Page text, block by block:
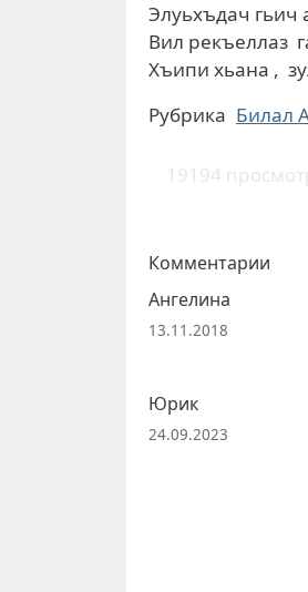
Элуьхъдач
Вил рекъеллаз
Хъипи хьана ,
Рубрика Билал
19194
Комментарии
Ангелина
13.11.2018
Юрик
24.09.2023